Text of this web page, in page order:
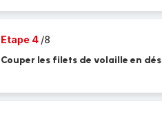
Etape 4 /8
Couper les filets de volaille en